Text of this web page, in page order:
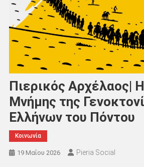
Πιερικός Αρχέλαος|
Μνήμης της
Ελλήνων του Πόντου
Κοινωνία
19 Μαΐου 2026 Pieria Social